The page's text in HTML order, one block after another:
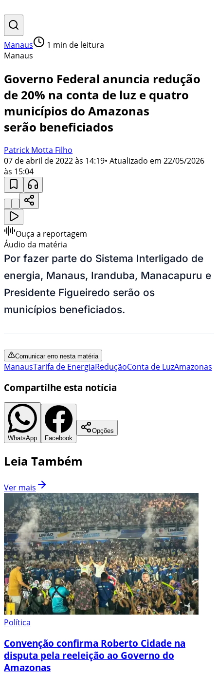
Manaus 1 min de leitura
Manaus
Governo Federal anuncia redução
de 20% na conta de luz e quatro
municípios do Amazonas
serão beneficiados
Patrick Motta Filho
07 de abril de 2022 às 14:19• Atualizado em 22/05/2026
às 15:04
Ouça a reportagem
Áudio da matéria
Por fazer parte do Sistema Interligado de
energia, Manaus, Iranduba, Manacapuru e
Presidente Figueiredo serão os
municípios beneficiados.
Comunicar erro nesta matéria
ManausTarifa de EnergiaReduçãoConta de LuzAmazonas
Compartilhe esta notícia
WhatsApp Facebook
Opções
Leia Também
Ver mais
Política
Convenção confirma Roberto Cidade na
disputa pela reeleição ao Governo do
Amazonas